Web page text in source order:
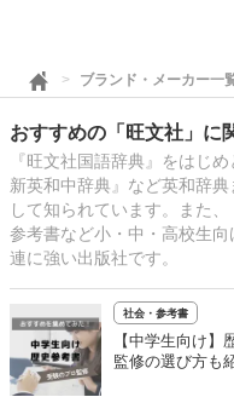
ブランド・メーカー一
おすすめの「旺文社」に
『旺文社国語辞典』をはじ
新英和中辞典』など英和辞
して知られています。また
参考書など小・中・高校生
連に強い出版社です。
社会・参考書
【中学生向け
監修の選び方も